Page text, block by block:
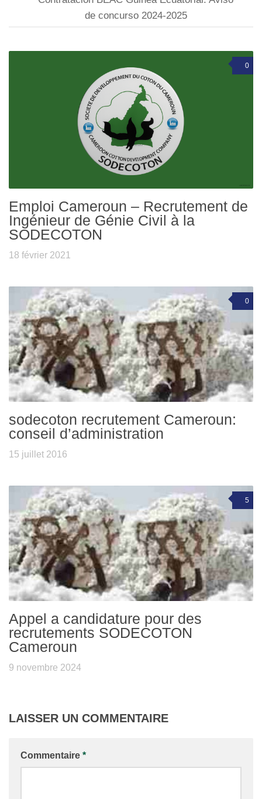
de concurso 2024-2025
0
Emploi Cameroun – Recrutement de
Ingénieur de Génie Civil à la
SODECOTON
18 février 2021
0
sodecoton recrutement Cameroun:
conseil d’administration
15 juillet 2016
5
Appel a candidature pour des
recrutements SODECOTON
Cameroun
9 novembre 2024
LAISSER UN COMMENTAIRE
Commentaire *